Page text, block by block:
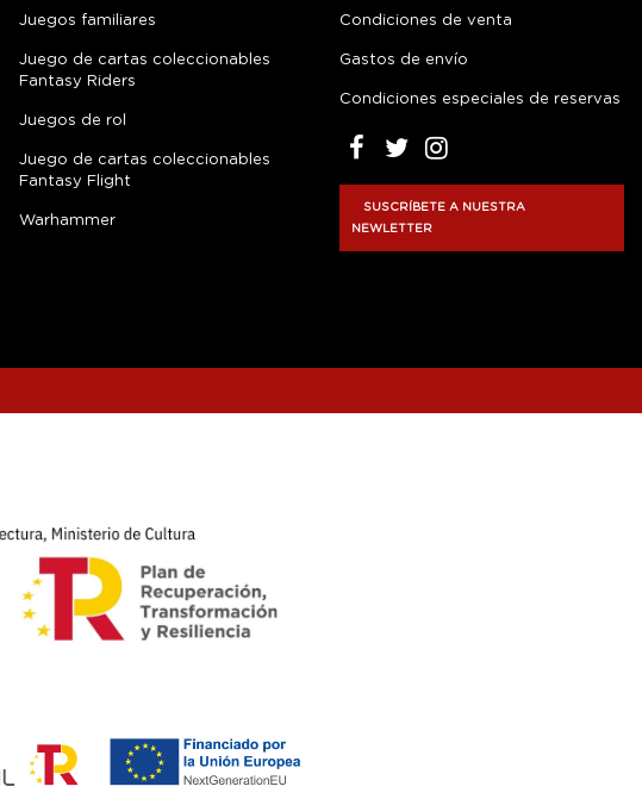
Juegos familiares
Juego de cartas coleccionables
Fantasy Riders
Juegos de rol
Juego de cartas coleccionables
Fantasy Flight
Warhammer
Condiciones de venta
Gastos de envío
Condiciones especiales de reservas
SUSCRÍBETE A NUESTRA
NEWLETTER